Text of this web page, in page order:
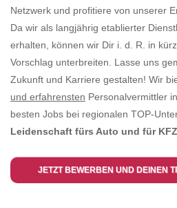
Netzwerk und profitiere von unserer
Da wir als langjährig etablierter
erhalten, können wir Dir i. d. R. in
Vorschlag unterbreiten. Lasse uns
Zukunft und Karriere gestalten! Wir
und erfahrensten Personalvermittler
besten Jobs bei regionalen TOP-
Leidenschaft fürs Auto und für
JETZT BEWERBEN UND DEINEN